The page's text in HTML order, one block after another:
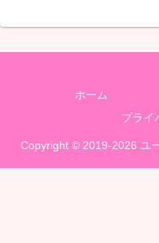
ホーム
プライ
Copyright © 2019-2026 ユ